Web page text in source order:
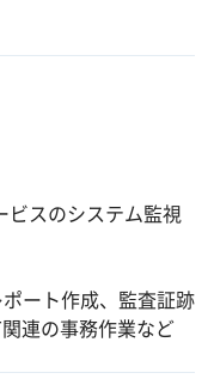
ビスのシステム監視
ート作成、監査証跡
連の事務作業など